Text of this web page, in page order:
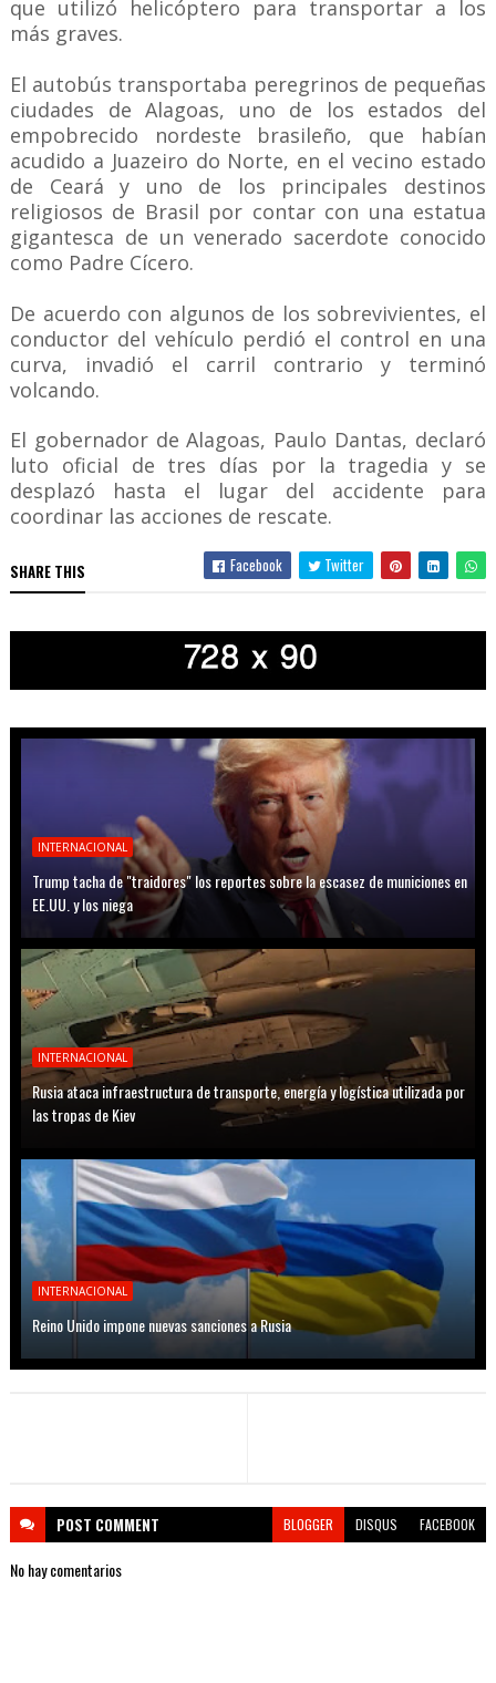
que utilizó helicóptero para transportar a los
más graves.
El autobús transportaba peregrinos de pequeñas
ciudades de Alagoas, uno de los estados del
empobrecido nordeste brasileño, que habían
acudido a Juazeiro do Norte, en el vecino estado
de Ceará y uno de los principales destinos
religiosos de Brasil por contar con una estatua
gigantesca de un venerado sacerdote conocido
como Padre Cícero.
De acuerdo con algunos de los sobrevivientes, el
conductor del vehículo perdió el control en una
curva, invadió el carril contrario y terminó
volcando.
El gobernador de Alagoas, Paulo Dantas, declaró
luto oficial de tres días por la tragedia y se
desplazó hasta el lugar del accidente para
coordinar las acciones de rescate.
SHARE THIS Facebook Twitter
INTERNACIONAL
Trump tacha de "traidores" los reportes sobre la escasez de municiones en
EE.UU. y los niega
INTERNACIONAL
Rusia ataca infraestructura de transporte, energía y logística utilizada por
las tropas de Kiev
INTERNACIONAL
Reino Unido impone nuevas sanciones a Rusia
POST COMMENT BLOGGER DISQUS FACEBOOK
No hay comentarios